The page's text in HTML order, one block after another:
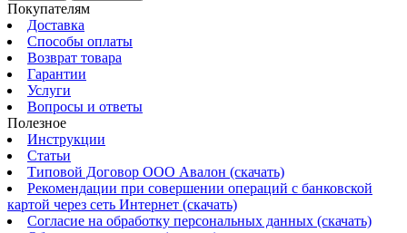
Покупателям
Доставка
Способы оплаты
Возврат товара
Гарантии
Услуги
Вопросы и ответы
Полезное
Инструкции
Статьи
Типовой Договор ООО Авалон (скачать)
Рекомендации при совершении операций с банковской
картой через сеть Интернет (скачать)
Согласие на обработку персональных данных (скачать)